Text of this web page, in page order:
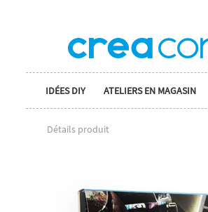
IDÉES DIY ATELIERS EN MAGASIN
Détails produit